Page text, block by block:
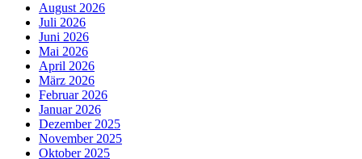
August 2026
Juli 2026
Juni 2026
Mai 2026
April 2026
März 2026
Februar 2026
Januar 2026
Dezember 2025
November 2025
Oktober 2025